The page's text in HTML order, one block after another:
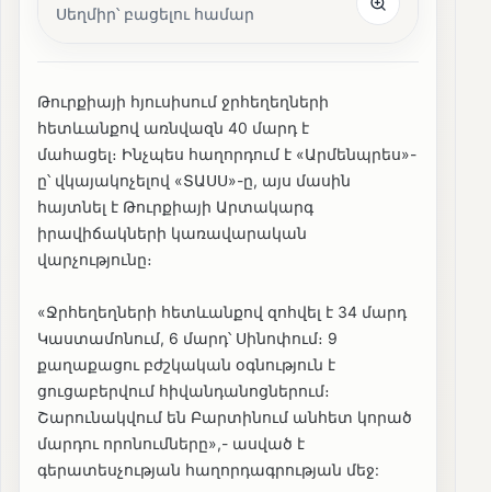
Սեղմիր՝ բացելու համար
Թուրքիայի հյուսիսում ջրհեղեղների
հետևանքով առնվազն 40 մարդ է
մահացել։ Ինչպես հաղորդում է «Արմենպրես»-
ը՝ վկայակոչելով «ՏԱՍՍ»-ը, այս մասին
հայտնել է Թուրքիայի Արտակարգ
իրավիճակների կառավարական
վարչությունը։
«Ջրհեղեղների հետևանքով զոհվել է 34 մարդ
Կաստամոնում, 6 մարդ՝ Սինոփում։ 9
քաղաքացու բժշկական օգնություն է
ցուցաբերվում հիվանդանոցներում։
Շարունակվում են Բարտինում անհետ կորած
մարդու որոնումները»,- ասված է
գերատեսչության հաղորդագրության մեջ: